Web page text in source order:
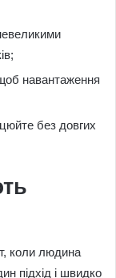
навантаження
без довгих
коли людина
підхід і швидко